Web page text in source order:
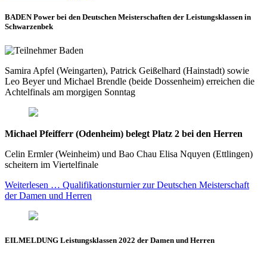
BADEN Power bei den Deutschen Meisterschaften der Leistungsklassen in
Schwarzenbek
Samira Apfel (Weingarten), Patrick Geißelhard (Hainstadt) sowie
Leo Beyer und Michael Brendle (beide Dossenheim) erreichen die
Achtelfinals am morgigen Sonntag
Michael Pfeifferr (Odenheim) belegt Platz 2 bei den Herren
Celin Ermler (Weinheim) und Bao Chau Elisa Nquyen (Ettlingen)
scheitern im Viertelfinale
Weiterlesen … Qualifikationsturnier zur Deutschen Meisterschaft
der Damen und Herren
EILMELDUNG Leistungsklassen 2022 der Damen und Herren